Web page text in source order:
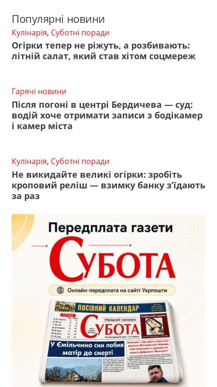
Популярні новини
Кулінарія, Суботні поради
Огірки тепер не ріжуть, а розбивають:
літній салат, який став хітом соцмереж
Гарячі новини
Після погоні в центрі Бердичева — суд:
водій хоче отримати записи з бодікамер
і камер міста
Кулінарія, Суботні поради
Не викидайте великі огірки: зробіть
кроповий реліш — взимку банку з’їдають
за раз